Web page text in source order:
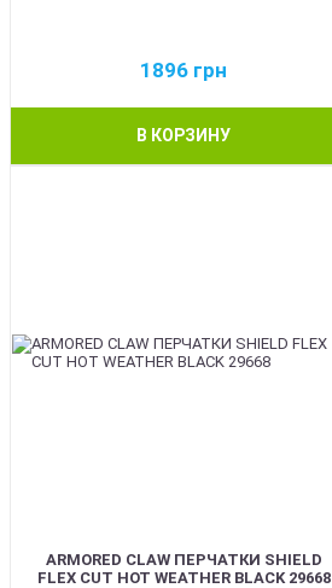
1896 грн
В КОРЗИНУ
ARMORED CLAW ПЕРЧАТКИ SHIELD
FLEX CUT HOT WEATHER BLACK 29668